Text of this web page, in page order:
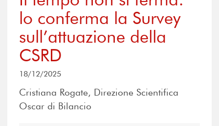
lo conferma la Survey
sull’attuazione della
CSRD
18/12/2025
Cristiana Rogate, Direzione Scientifica
Oscar di Bilancio